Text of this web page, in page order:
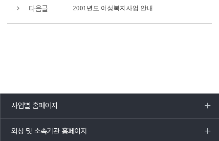
다음글 2001년도 여성복지사업 안내
사업별 홈페이지
목록
열기
외청 및 소속기관 홈페이지
목록